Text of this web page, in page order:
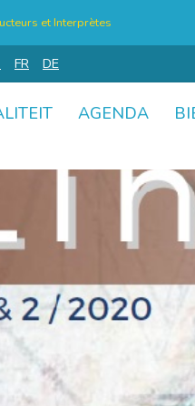
et Interprètes
FR DE
AGENDA